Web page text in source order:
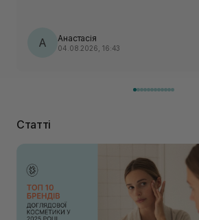
А Анастасія
04.08.2026, 16:43
Статті